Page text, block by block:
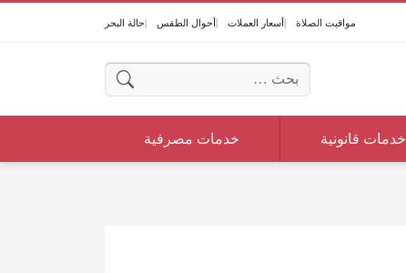
مواقيت الصلاة أسعار العملات أحوال الطقس حالة البحر
البحث عن:
خدمات قانونية خدمات مصرفية